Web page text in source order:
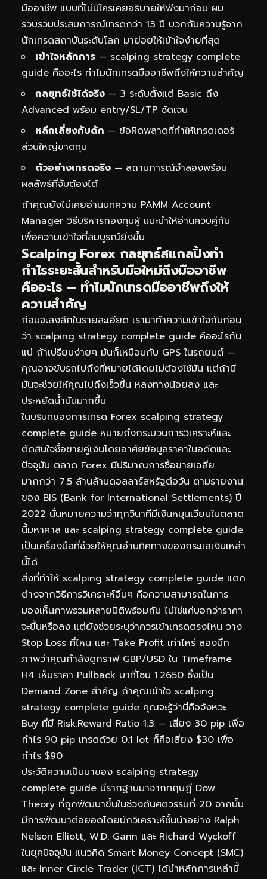
มืออาชีพ แบบที่ไม่มีใครเคยอธิบายให้ฟังมาก่อน ผม
รวบรวมประสบการณ์เทรดกว่า 13 ปี บวกกับความรู้จาก
นักเทรดสถาบันระดับโลก มาย่อยให้เข้าใจง่ายที่สุด
เข้าใจหลักการ — scalping strategy complete
guide คืออะไร ทำไมนักเทรดมืออาชีพถึงให้ความสำคัญ
กลยุทธ์ใช้ได้จริง — 3 ระดับตั้งแต่ Basic ถึง
Advanced พร้อม entry/SL/TP ชัดเจน
หลีกเลี่ยงกับดัก — ข้อผิดพลาดที่ทำให้เทรดเดอร์
ส่วนใหญ่ขาดทุน
ตัวอย่างเทรดจริง — สถานการณ์จำลองพร้อม
ผลลัพธ์ที่จับต้องได้
ถ้าคุณยังไม่เคยอ่านบทความ PAMM Account
Manager วิธีบริหารกองทุนผู้แนะนำให้อ่านควบคู่กัน
เพื่อความเข้าใจที่สมบูรณ์ยิ่งขึ้น
Scalping Forex กลยุทธ์สแกลปิ้งทำ
กำไรระยะสั้นสำหรับมือใหม่ถึงมืออาชีพ
คืออะไร — ทำไมนักเทรดมืออาชีพถึงให้
ความสำคัญ
ก่อนจะลงลึกในรายละเอียด เรามาทำความเข้าใจกันก่อน
ว่า scalping strategy complete guide คืออะไรกัน
แน่ ถ้าเปรียบง่ายๆ มันก็เหมือนกับ GPS ในรถยนต์ —
คุณอาจขับรถไปถึงที่หมายได้โดยไม่ต้องใช้มัน แต่ถ้ามี
มันจะช่วยให้คุณไปถึงเร็วขึ้น หลงทางน้อยลง และ
ประหยัดน้ำมันมากขึ้น
ในบริบทของการเทรด Forex scalping strategy
complete guide หมายถึงกระบวนการวิเคราะห์และ
ตัดสินใจซื้อขายคู่เงินโดยอาศัยข้อมูลราคาในอดีตและ
ปัจจุบัน ตลาด Forex มีปริมาณการซื้อขายเฉลี่ย
มากกว่า 7.5 ล้านล้านดอลลาร์สหรัฐต่อวัน ตามรายงาน
ของ BIS (Bank for International Settlements) ปี
2022 นั่นหมายความว่าทุกวินาทีมีเงินหมุนเวียนในตลาด
นี้มหาศาล และ scalping strategy complete guide
เป็นเครื่องมือที่ช่วยให้คุณอ่านทิศทางของกระแสเงินเหล่า
นี้ได้
สิ่งที่ทำให้ scalping strategy complete guide แตก
ต่างจากวิธีการวิเคราะห์อื่นๆ คือความสามารถในการ
มองเห็นภาพรวมหลายมิติพร้อมกัน ไม่ใช่แค่บอกว่าราคา
จะขึ้นหรือลง แต่ยังช่วยระบุว่าควรเข้าเทรดตรงไหน วาง
Stop Loss ที่ไหน และ Take Profit เท่าไหร่ ลองนึก
ภาพว่าคุณกำลังดูกราฟ GBP/USD ใน Timeframe
H4 เห็นราคา Pullback มาที่โซน 1.2650 ซึ่งเป็น
Demand Zone สำคัญ ถ้าคุณเข้าใจ scalping
strategy complete guide คุณจะรู้ว่านี่คือจังหวะ
Buy ที่มี Risk:Reward Ratio 1:3 — เสี่ยง 30 pip เพื่อ
กำไร 90 pip เทรดด้วย 0.1 lot ก็คือเสี่ยง $30 เพื่อ
กำไร $90
ประวัติความเป็นมาของ scalping strategy
complete guide มีรากฐานมาจากทฤษฎี Dow
Theory ที่ถูกพัฒนาขึ้นในช่วงต้นศตวรรษที่ 20 จากนั้น
มีการพัฒนาต่อยอดโดยนักวิเคราะห์ชั้นนำอย่าง Ralph
Nelson Elliott, W.D. Gann และ Richard Wyckoff
ในยุคปัจจุบัน แนวคิด Smart Money Concept (SMC)
และ Inner Circle Trader (ICT) ได้นำหลักการเหล่านี้